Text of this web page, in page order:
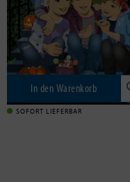
Franckh-Kosmos, 2020
13,00 €
Versandkostenfrei in DE
In den Warenkorb
SOFORT LIEFERBAR